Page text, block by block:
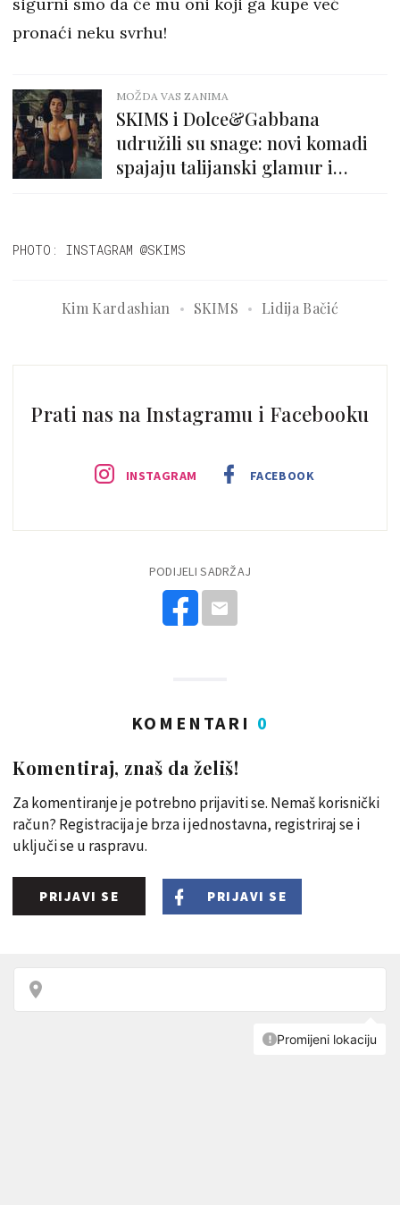
sigurni smo da će mu oni koji ga kupe već
pronaći neku svrhu!
MOŽDA VAS ZANIMA
SKIMS i Dolce&Gabbana
udružili su snage: novi komadi
spajaju talijanski glamur i
PHOTO: INSTAGRAM @SKIMS
Kim Kardashian SKIMS Lidija Bačić
Prati nas na Instagramu i Facebooku
INSTAGRAM FACEBOOK
PODIJELI SADRŽAJ
KOMENTARI 0
Komentiraj, znaš da želiš!
Za komentiranje je potrebno prijaviti se. Nemaš korisnički
račun? Registracija je brza i jednostavna, registriraj se i
uključi se u raspravu.
PRIJAVI SE PRIJAVI SE